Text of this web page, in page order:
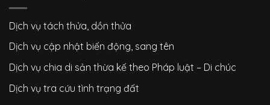
Dịch vụ tách thửa, dồn thửa
Dịch vụ cập nhật biến động, sang tên
Dịch vụ chia di sản thừa kế theo Pháp luật – Di chúc
Dịch vụ tra cứu tình trạng đất